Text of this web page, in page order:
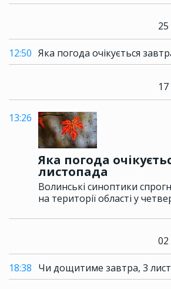
12:50 Яка погода очікується
13:26
Яка погода
листопада
Волинські синоптики
на території області у
18:38 Чи дощитиме завтра, 3